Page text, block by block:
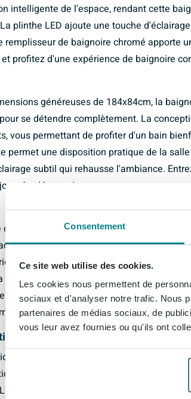
Consentement
Ce site web utilise des cookies.
Les cookies nous permettent de
sociaux et d'analyser notre trafic. Nous
partenaires de médias sociaux, de
vous leur avez fournies ou qu'ils ont
intelligente de l'espace, rendant cette
plinthe LED ajoute une touche
remplisseur de baignoire chromé apporte
profitez d'une expérience de baignoire
généreuses de 184x84cm, la
se détendre complètement. La
vous permettant de profiter d'un bain
permet une disposition pratique de la
subtil qui rehausse l'ambiance.
s'évanouir.
Riho Desire dégage style et classe
blanc offre une apparence
L'installation d'angle droite propose
plinthe LED et le remplisseur de baignoire
style et la fonctionnalité avec la Riho
aussi délicieuse à utiliser.
:
: 184x84cm
d'angle droite
pour un éclairage d'ambiance